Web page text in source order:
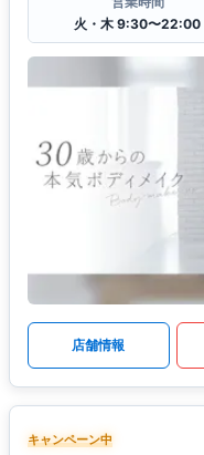
火・木 9:30〜22:00
店舗情報
キャンペーン中